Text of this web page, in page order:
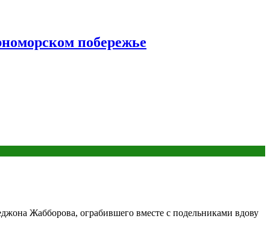
побережье
Жабборова, ограбившего вместе с подельниками вдову